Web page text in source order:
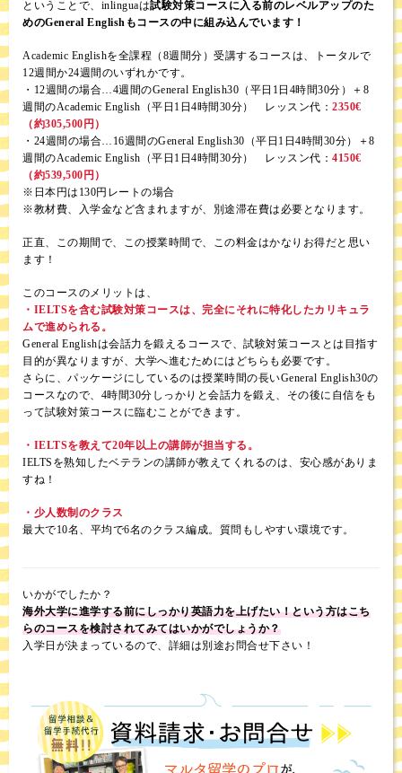
ということで、inlinguaは試験対策コースに入る前のレベルアップのた
めのGeneral Englishもコースの中に組み込んでいます！
Academic Englishを全課程（8週間分）受講するコースは、トータルで
12週間か24週間のいずれかです。
・12週間の場合…4週間のGeneral English30（平日1日4時間30分）＋8
週間のAcademic English（平日1日4時間30分） レッスン代： 2350€
（約305,500円）
・24週間の場合…16週間のGeneral English30（平日1日4時間30分）＋8
週間のAcademic English（平日1日4時間30分） レッスン代： 4150€
（約539,500円）
※日本円は130円レートの場合
※教材費、入学金など含まれますが、別途滞在費は必要となります。
正直、この期間で、この授業時間で、この料金はかなりお得だと思い
ます！
このコースのメリットは、
・IELTSを含む試験対策コースは、完全にそれに特化したカリキュラ
ムで進められる。
General Englishは会話力を鍛えるコースで、試験対策コースとは目指す
目的が異なりますが、大学へ進むためにはどちらも必要です。
さらに、パッケージにしているのは授業時間の長いGeneral English30の
コースなので、4時間30分しっかりと会話力を鍛え、その後に自信をも
って試験対策コースに臨むことができます。
・IELTSを教えて20年以上の講師が担当する。
IELTSを熟知したベテランの講師が教えてくれるのは、安心感がありま
すね！
・少人数制のクラス
最大で10名、平均で6名のクラス編成。質問もしやすい環境です。
いかがでしたか？
海外大学に進学する前にしっかり英語力を上げたい！という方はこち
らのコースを検討されてみてはいかがでしょうか？
入学日が決まっているので、詳細は別途お問合せ下さい！